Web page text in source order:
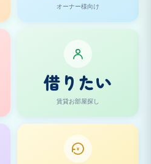
オーナー様向け
借りたい
賃貸お部屋探し
¥